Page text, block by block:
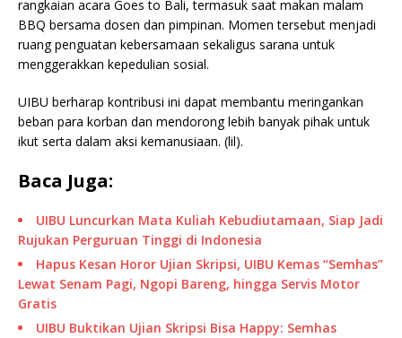
rangkaian acara Goes to Bali, termasuk saat makan malam
BBQ bersama dosen dan pimpinan. Momen tersebut menjadi
ruang penguatan kebersamaan sekaligus sarana untuk
menggerakkan kepedulian sosial.
UIBU berharap kontribusi ini dapat membantu meringankan
beban para korban dan mendorong lebih banyak pihak untuk
ikut serta dalam aksi kemanusiaan. (lil).
Baca Juga:
UIBU Luncurkan Mata Kuliah Kebudiutamaan, Siap Jadi
Rujukan Perguruan Tinggi di Indonesia
Hapus Kesan Horor Ujian Skripsi, UIBU Kemas “Semhas”
Lewat Senam Pagi, Ngopi Bareng, hingga Servis Motor
Gratis
UIBU Buktikan Ujian Skripsi Bisa Happy: Semhas